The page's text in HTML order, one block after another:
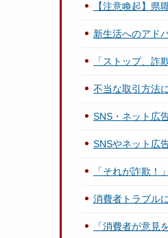
【注意喚起】県
新生活へのアド
「ストップ、詐
不当な取引方法
SNS・ネット広
SNSやネット広
「それが詐欺！
消費者トラブル
「消費者が意見